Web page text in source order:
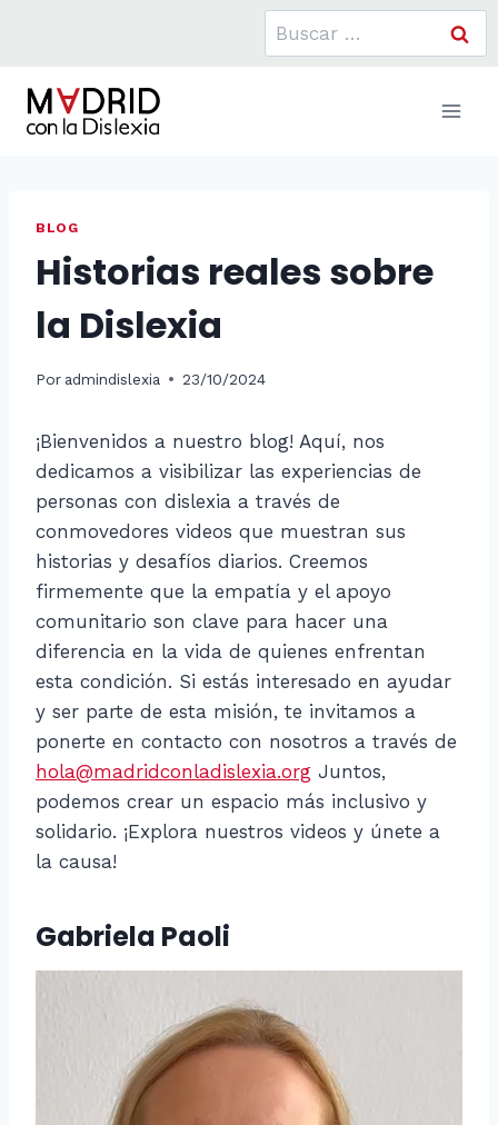
Buscar:
BLOG
Historias reales sobre
la Dislexia
Por admindislexia 23/10/2024
¡Bienvenidos a nuestro blog! Aquí, nos
dedicamos a visibilizar las experiencias de
personas con dislexia a través de
conmovedores videos que muestran sus
historias y desafíos diarios. Creemos
firmemente que la empatía y el apoyo
comunitario son clave para hacer una
diferencia en la vida de quienes enfrentan
esta condición. Si estás interesado en ayudar
y ser parte de esta misión, te invitamos a
ponerte en contacto con nosotros a través de
hola@madridconladislexia.org Juntos,
podemos crear un espacio más inclusivo y
solidario. ¡Explora nuestros videos y únete a
la causa!
Gabriela Paoli